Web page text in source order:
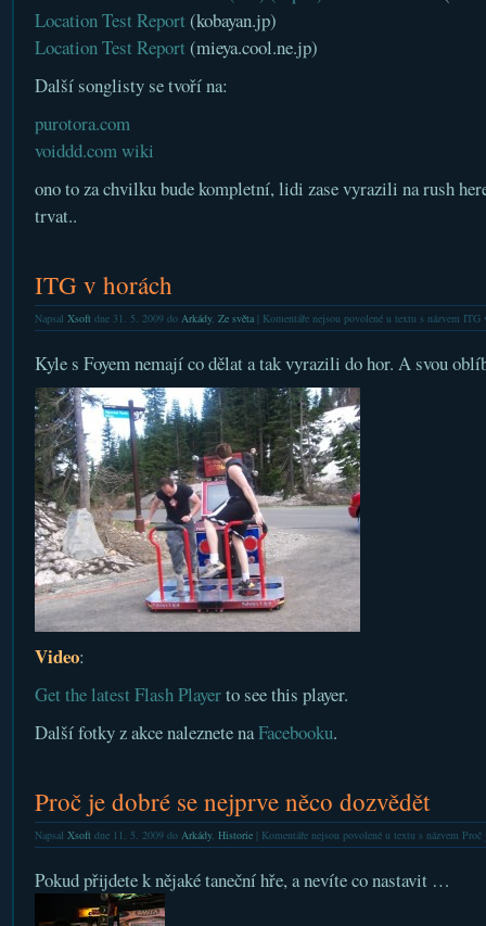
Location Test Report (kobayan.jp)
Location Test Report (mieya.cool.ne.jp)
Další songlisty se tvoří na:
purotora.com
voiddd.com wiki
ono to za chvilku bude kompletní, lidi zase vyrazili na rush
trvat..
ITG v horách
Napsal Xsoftdne 31. 5. 2009 do Arkády, Ze světa| Komentáře nejsou povolenéu textu s názvem ITG
Kyle s Foyem nemají co dělat a tak vyrazili do hor. A svou
Video:
Get the latest Flash Playerto see this player.
Další fotky z akce naleznete naFacebooku.
Proč je dobré se nejprve něco dozvědět
Napsal Xsoftdne 11. 5. 2009 do Arkády, Historie| Komentáře nejsou povolenéu textu s názvem Proč
Pokud přijdete k nějaké taneční hře, a nevíte co nastavit …